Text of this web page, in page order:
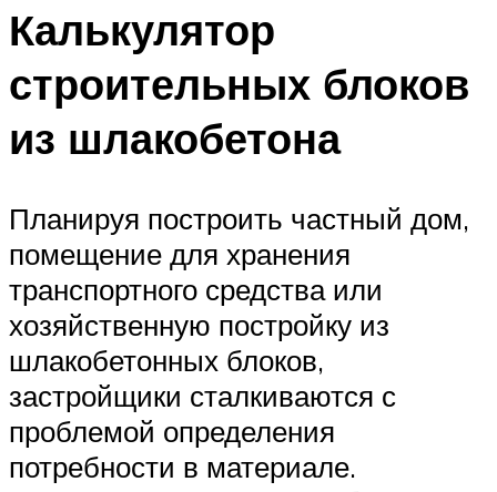
Калькулятор
строительных блоков
из шлакобетона
Планируя построить частный дом,
помещение для хранения
транспортного средства или
хозяйственную постройку из
шлакобетонных блоков,
застройщики сталкиваются с
проблемой определения
потребности в материале.